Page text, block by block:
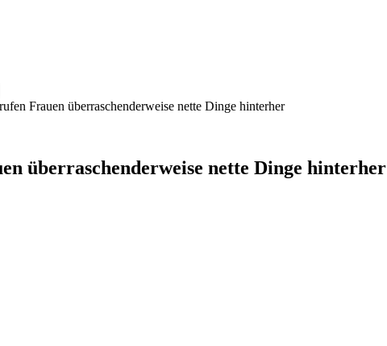
Frauen überraschenderweise nette Dinge hinterher
überraschenderweise nette Dinge hinterher